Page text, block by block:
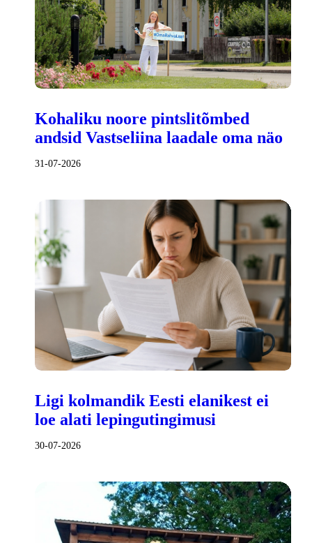
Kohaliku noore pintslitõmbed
andsid Vastseliina laadale oma näo
31-07-2026
Ligi kolmandik Eesti elanikest ei
loe alati lepingutingimusi
30-07-2026